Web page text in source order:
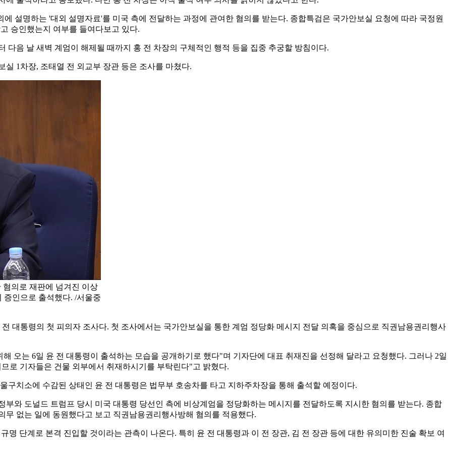
설명하는 '대외 설명자료'를 미국 측에 전달하는 과정에 관여한 혐의를 받는다. 종합특검은 국가안보실 요청에 따라 국정원
승인했는지 여부를 들여다보고 있다.
다음 날 새벽 계엄이 해제될 때까지 홍 전 차장의 구체적인 행적 등을 집중 추궁할 방침이다.
1차장, 조태열 전 외교부 장관 등은 조사를 마쳤다.
혐의로 재판에 넘겨진 이상
증인으로 출석했다. /서울중
대통령의 첫 피의자 조사다. 첫 조사에서는 국가안보실을 통한 계엄 정당화 메시지 전달 의혹을 중심으로 직권남용권리행사
오는 6일 윤 전 대통령이 출석하는 모습을 공개하기로 했다"며 기자단에 대표 취재진을 선정해 달라고 요청했다. 그러나 2일
로 기자들은 건물 외부에서 취재하시기를 부탁린다"고 밝혔다.
구치소에 수감된 상태인 윤 전 대통령은 법무부 호송차를 타고 지하주차장을 통해 출석할 예정이다.
와 도널드 트럼프 당시 미국 대통령 당선인 측에 비상계엄을 정당화하는 메시지를 전달하도록 지시한 혐의를 받는다. 종합
없는 일에 동원했다고 보고 직권남용권리행사방해 혐의를 적용했다.
명 단계로 본격 진입할 것이라는 관측이 나온다. 특히 윤 전 대통령과 이 전 장관, 김 전 장관 등에 대한 유의미한 진술 확보 여